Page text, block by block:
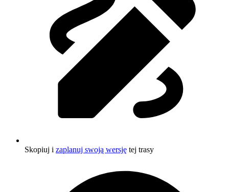
Skopiuj i zaplanuj swoją wersję tej trasy